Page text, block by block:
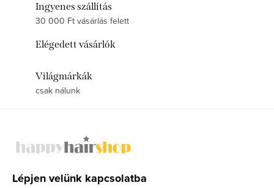
Ingyenes szállítás
30 000 Ft vásárlás felett
Elégedett vásárlók
Világmárkák
csak nálunk
Lépjen velünk kapcsolatba